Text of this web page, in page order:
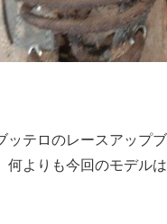
ッテロのレースアップ
何よりも今回のモデル